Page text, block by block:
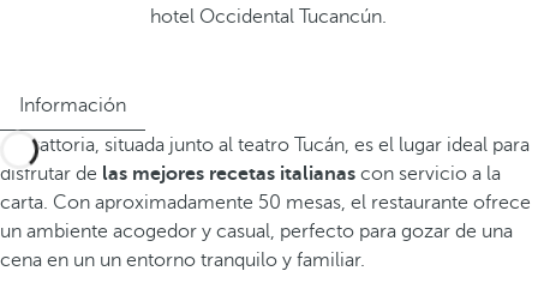
hotel Occidental Tucancún.
Información
La Trattoria, situada junto al teatro Tucán, es el lugar ideal para
disfrutar de las mejores recetas italianas con servicio a la
carta. Con aproximadamente 50 mesas, el restaurante ofrece
un ambiente acogedor y casual, perfecto para gozar de una
cena en un un entorno tranquilo y familiar.